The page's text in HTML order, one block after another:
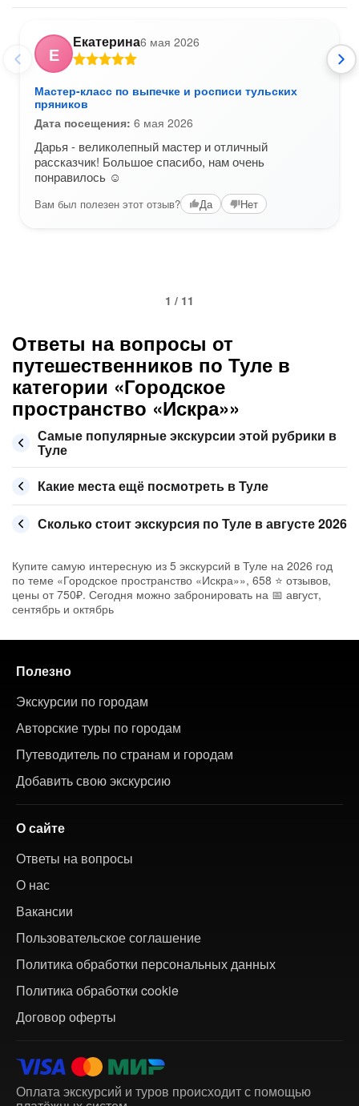
Е
Екатерина6 мая 2026
Мастер-класс по выпечке и росписи тульских
пряников
Дата посещения: 6 мая 2026
Дарья - великолепный мастер и отличный
рассказчик! Большое спасибо, нам очень
понравилось ☺️
Вам был полезен этот отзыв? Да Нет
1 / 11
Ответы на вопросы от
путешественников по Туле в
категории «Городское
пространство «Искра»»
Самые популярные экскурсии этой рубрики в
Туле
Какие места ещё посмотреть в Туле
Сколько стоит экскурсия по Туле в августе 2026
Купите самую интересную из 5 экскурсий в Туле на 2026 год
по теме «Городское пространство «Искра»», 658 ⭐ отзывов,
цены от 750₽. Сегодня можно забронировать на 📅 август,
сентябрь и октябрь
Полезно
Экскурсии по городам
Авторские туры по городам
Путеводитель по странам и городам
Добавить свою экскурсию
О сайте
Ответы на вопросы
О нас
Вакансии
Пользовательское соглашение
Политика обработки персональных данных
Политика обработки cookie
Договор оферты
Оплата экскурсий и туров происходит с помощью